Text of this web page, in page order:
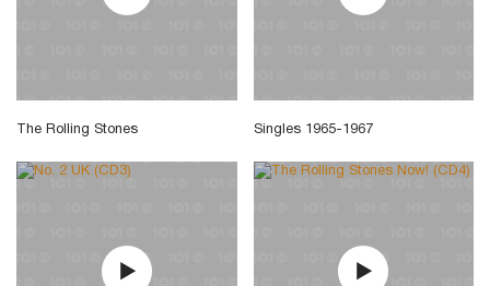
The Rolling Stones Singles 1965-1967